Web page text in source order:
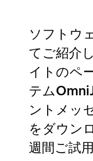
ソフトウ
てご紹介
イトのペ
テム
ントメッ
をダウン
週間ご試